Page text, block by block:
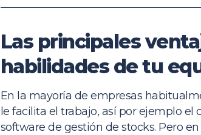
Las principales
habilidades de tu
En la mayoría de empresas
le facilita el trabajo, así por ejemplo
software de gestión de stocks. Pero